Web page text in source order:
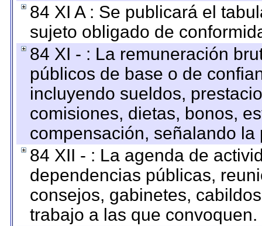
84 XI A : Se publicará el
sujeto obligado de
84 XI - : La remuneración
públicos de base o de
incluyendo sueldos,
comisiones, dietas, bonos,
compensación, señalando
84 XII - : La agenda de
dependencias públicas,
consejos, gabinetes,
trabajo a las que convoquen.